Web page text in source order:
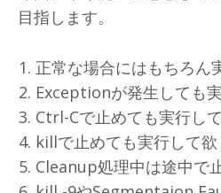
目指します。
正常な場合にはもちろん
Exceptionが発生しても
Ctrl-Cで止めても実行し
killで止めても実行して欲
Cleanup処理中は途中で